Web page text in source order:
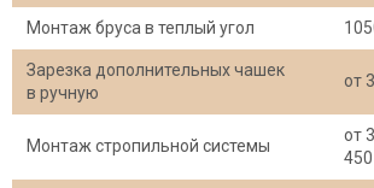
Монтаж бруса в теплый угол
Зарезка дополнительных чашек
в ручную
от
Монтаж стропильной системы
от